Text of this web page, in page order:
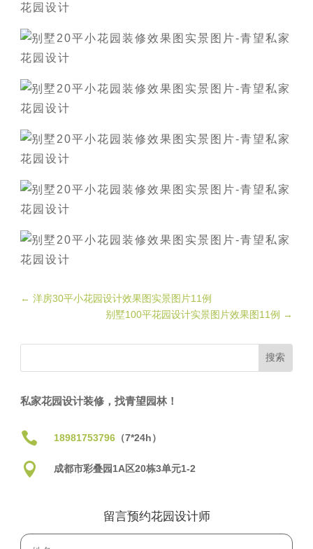
←洋房30平小花园设计效果图实景图片11例
别墅100平花园设计实景图片效果图11例 →
私家花园设计装修，找青望园林！
 18981753796（7*24h）
 成都市彩叠园1A区20栋3单元1-2
留言预约花园设计师